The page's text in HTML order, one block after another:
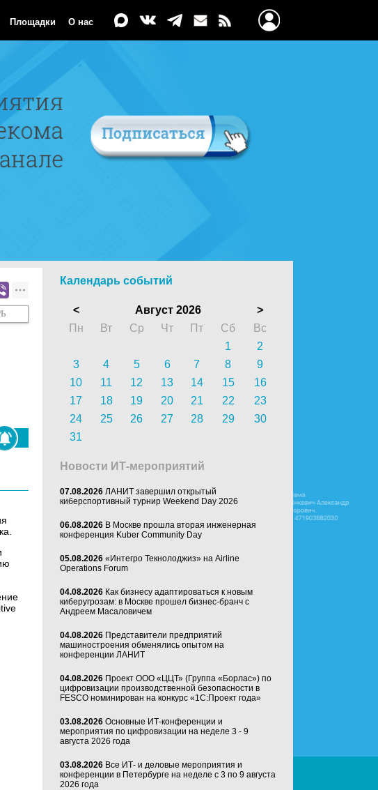
Площадки О нас
Календарь событий
< Август 2026
>
Пн
Вт Ср Чт Пт Сб
Вс
1
2
3
4 5 6 7 8
9
10
11 12 13 14 15
16
17
18 19 20 21 22
23
24
25 26 27 28 29
30
31
Новости ИТ-мероприятий
07.08.2026 ЛАНИТ завершил открытый
киберспортивный турнир Weekend Day 2026
06.08.2026 В Москве прошла вторая инженерная
конференция Kuber Community Day
05.08.2026 «Интегро Текнолоджиз» на Airline
Operations Forum
04.08.2026 Как бизнесу адаптироваться к новым
киберугрозам: в Москве прошел бизнес-бранч с
Андреем Масаловичем
04.08.2026 Представители предприятий
машиностроения обменялись опытом на
конференции ЛАНИТ
04.08.2026 Проект ООО «ЦЦТ» (Группа «Борлас») по
цифровизации производственной безопасности в
FESCO номинирован на конкурс «1С:Проект года»
03.08.2026 Основные ИТ-конференции и
мероприятия по цифровизации на неделе 3 - 9
августа 2026 года
03.08.2026 Все ИТ- и деловые мероприятия и
конференции в Петербурге на неделе с 3 по 9 августа
2026 года